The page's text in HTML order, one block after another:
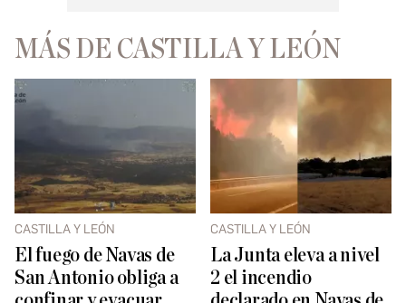
MÁS DE CASTILLA Y LEÓN
CASTILLA Y LEÓN
El fuego de Navas de
San Antonio obliga a
CASTILLA Y LEÓN
La Junta eleva a nivel
2 el incendio